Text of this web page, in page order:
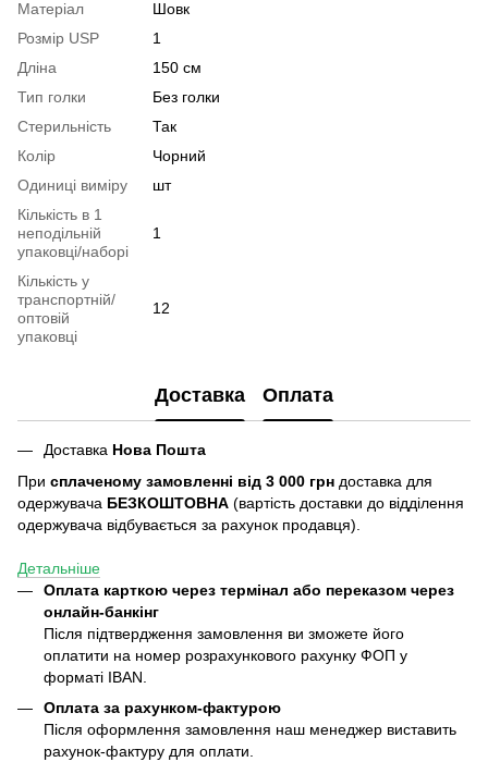
Матеріал
Шовк
Розмір USP
1
Дліна
150 см
Тип голки
Без голки
Стерильність
Так
Колір
Чорний
Одиниці виміру
шт
Кількість в 1
неподільній
упаковці/наборі
1
Кількість у
транспортній/
оптовій
упаковці
12
Доставка Оплата
Доставка Нова Пошта
При сплаченому замовленні від 3 000 грн доставка для
одержувача БЕЗКОШТОВНА (вартість доставки до відділення
одержувача відбувається за рахунок продавця).
Детальніше
Оплата карткою через термінал або переказом через
онлайн-банкінг
Після підтвердження замовлення ви зможете його
оплатити на номер розрахункового рахунку ФОП у
форматі IBAN.
Оплата за рахунком-фактурою
Після оформлення замовлення наш менеджер виставить
рахунок-фактуру для оплати.